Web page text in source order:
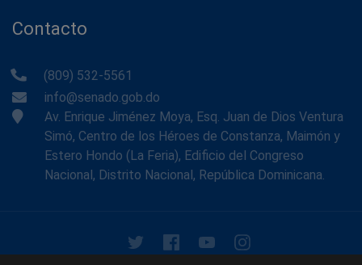
Contacto
(809) 532-5561
info@senado.gob.do
Av. Enrique Jiménez Moya, Esq. Juan de Dios Ventura
Simó, Centro de los Héroes de Constanza, Maimón y
Estero Hondo (La Feria), Edificio del Congreso
Nacional, Distrito Nacional, República Dominicana.